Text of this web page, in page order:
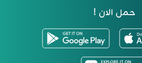
حمل الان !